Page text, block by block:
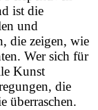
ist die
und
die zeigen, wie
Wer sich für
Kunst
die
überraschen.